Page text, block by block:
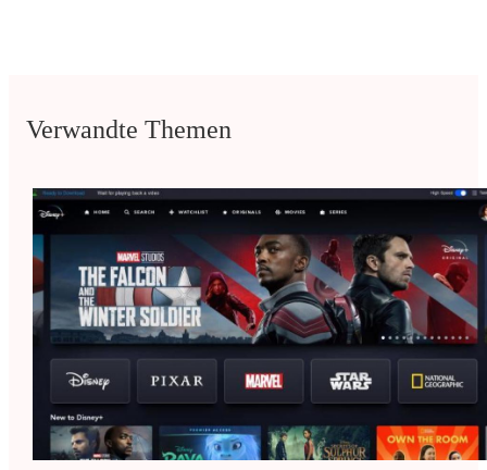
Verwandte Themen